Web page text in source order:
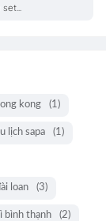
kong (1)
lịch sapa (1)
loan (3)
bình thạnh (2)